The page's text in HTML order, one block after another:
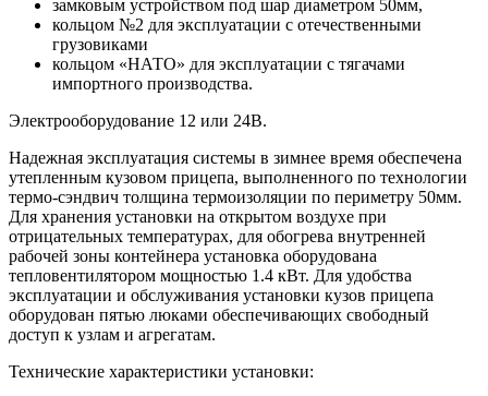
замковым устройством под шар диаметром 50мм,
кольцом №2 для эксплуатации с отечественными
грузовиками
кольцом «НАТО» для эксплуатации с тягачами
импортного производства.
Электрооборудование 12 или 24В.
Надежная эксплуатация системы в зимнее время обеспечена
утепленным кузовом прицепа, выполненного по технологии
термо-сэндвич толщина термоизоляции по периметру 50мм.
Для хранения установки на открытом воздухе при
отрицательных температурах, для обогрева внутренней
рабочей зоны контейнера установка оборудована
тепловентилятором мощностью 1.4 кВт. Для удобства
эксплуатации и обслуживания установки кузов прицепа
оборудован пятью люками обеспечивающих свободный
доступ к узлам и агрегатам.
Технические характеристики установки: